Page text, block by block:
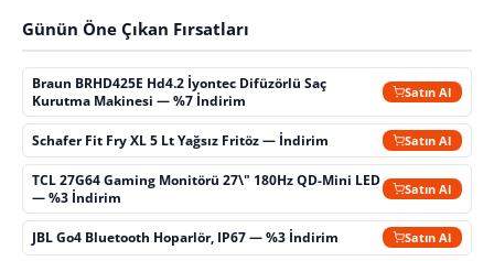
Günün Öne Çıkan Fırsatları
Braun BRHD425E Hd4.2 İyontec Difüzörlü Saç
Kurutma Makinesi — %7 İndirim
Satın Al
Schafer Fit Fry XL 5 Lt Yağsız Fritöz — İndirim Satın Al
TCL 27G64 Gaming Monitörü 27\" 180Hz QD-Mini LED
— %3 İndirim
Satın Al
JBL Go4 Bluetooth Hoparlör, IP67 — %3 İndirim Satın Al